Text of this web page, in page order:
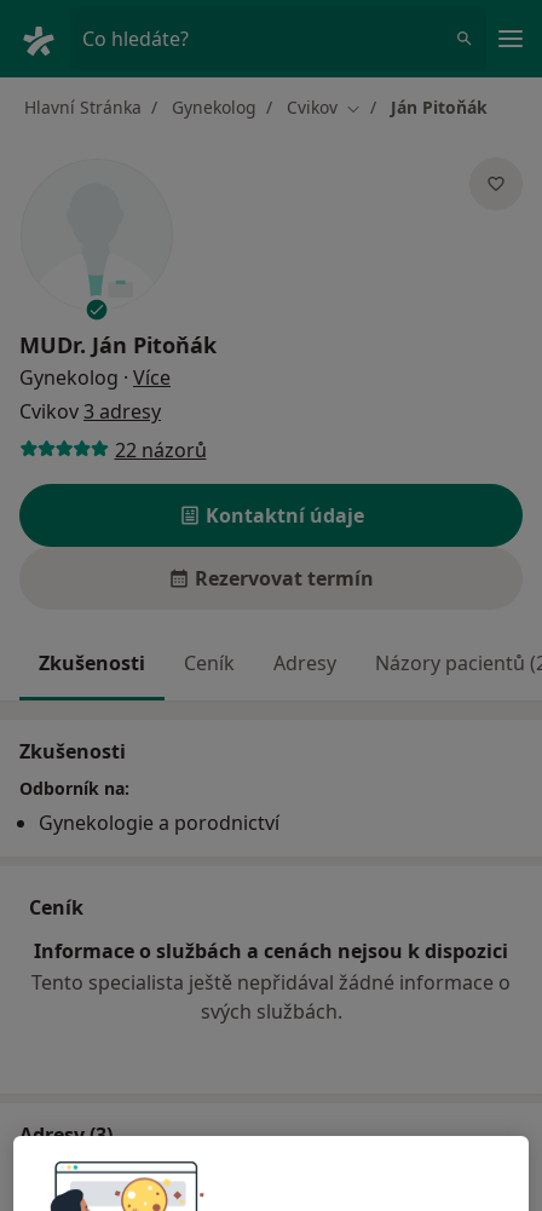
Co hledáte?
Hlavní Stránka Gynekolog Cvikov Změna města
Ján Pitoňák
MUDr. Ján Pitoňák
Gynekolog · Více
Cvikov3 adresy
22 názorů
Kontaktní údaje
Rezervovat termín
Zkušenosti Ceník Adresy Názory pacientů
Zkušenosti
Odborník na:
Gynekologie a porodnictví
Ceník
Informace o službách a cenách nejsou k dispozici
Tento specialista ještě nepřidával žádné informace o
svých službách.
Adresy (3)
Adresa 1 Adresa 2